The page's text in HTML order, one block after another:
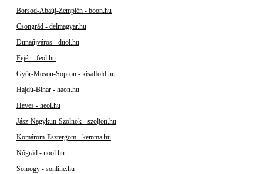
Borsod-Abaúj-Zemplén - boon.hu
Csongrád - delmagyar.hu
Dunaújváros - duol.hu
Fejér - feol.hu
Győr-Moson-Sopron - kisalfold.hu
Hajdú-Bihar - haon.hu
Heves - heol.hu
Jász-Nagykun-Szolnok - szoljon.hu
Komárom-Esztergom - kemma.hu
Nógrád - nool.hu
Somogy - sonline.hu